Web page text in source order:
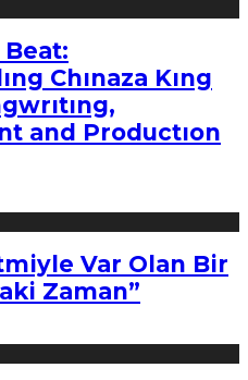
Chınaza Kıng
and Productıon
Var Olan Bir
Zaman”